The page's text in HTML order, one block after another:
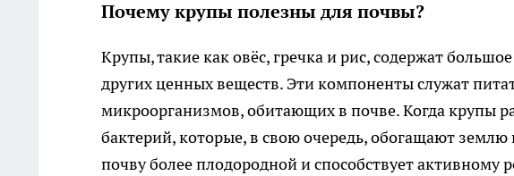
Почему крупы полезны для почвы?
Крупы, такие как овёс, гречка и рис, содержат
других ценных веществ. Эти компоненты служат
микроорганизмов, обитающих в почве. Когда крупы
бактерий, которые, в свою очередь, обогащают
почву более плодородной и способствует активному